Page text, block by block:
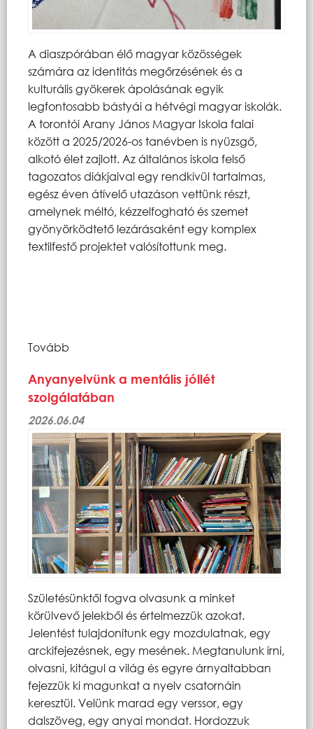
A diaszpórában élő magyar közösségek
számára az identitás megőrzésének és a
kulturális gyökerek ápolásának egyik
legfontosabb bástyái a hétvégi magyar iskolák.
A torontói Arany János Magyar Iskola falai
között a 2025/2026-os tanévben is nyüzsgő,
alkotó élet zajlott. Az általános iskola felső
tagozatos diákjaival egy rendkívül tartalmas,
egész éven átívelő utazáson vettünk részt,
amelynek méltó, kézzelfogható és szemet
gyönyörködtető lezárásaként egy komplex
textilfestő projektet valósítottunk meg.
Tovább
Anyanyelvünk a mentális jóllét
szolgálatában
2026.06.04
Születésünktől fogva olvasunk a minket
körülvevő jelekből és értelmezzük azokat.
Jelentést tulajdonítunk egy mozdulatnak, egy
arckifejezésnek, egy mesének. Megtanulunk írni,
olvasni, kitágul a világ és egyre árnyaltabban
fejezzük ki magunkat a nyelv csatornáin
keresztül. Velünk marad egy verssor, egy
dalszöveg, egy anyai mondat. Hordozzuk